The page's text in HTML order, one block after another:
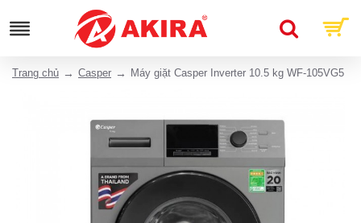
Trang chủ Casper Máy giặt Casper Inverter 10.5 kg WF-105VG5